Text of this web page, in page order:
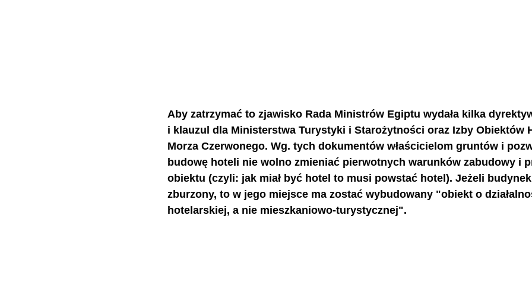
Aby zatrzymać to zjawisko Rada Ministrów Egiptu wydała kilka
i klauzul dla Ministerstwa Turystyki i Starożytności oraz Izby Obiektów
Morza Czerwonego. Wg. tych dokumentów właścicielom gruntów i
budowę hoteli nie wolno zmieniać pierwotnych warunków zabudowy i
obiektu (czyli: jak miał być hotel to musi powstać hotel). Jeżeli budynek
zburzony, to w jego miejsce ma zostać wybudowany "obiekt o
hotelarskiej, a nie mieszkaniowo-turystycznej".